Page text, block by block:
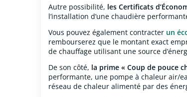
Autre possibilité, les Certificats
l’installation d’une chaudière
Vous pouvez également contracter un
rembourserez que le montant exact
de chauffage utilisant une source
De son côté, la prime « Coup de pouce
performante, une pompe à chaleur air/
réseau de chaleur alimenté par des